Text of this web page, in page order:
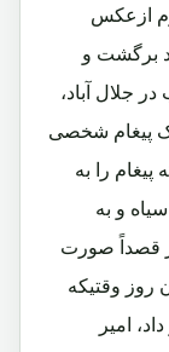
ازعکس
برگشت و
جلال آباد،
پیغام شخصی
پیغام را به
و به
قصداً صورت
روز وقتیکه
امیر